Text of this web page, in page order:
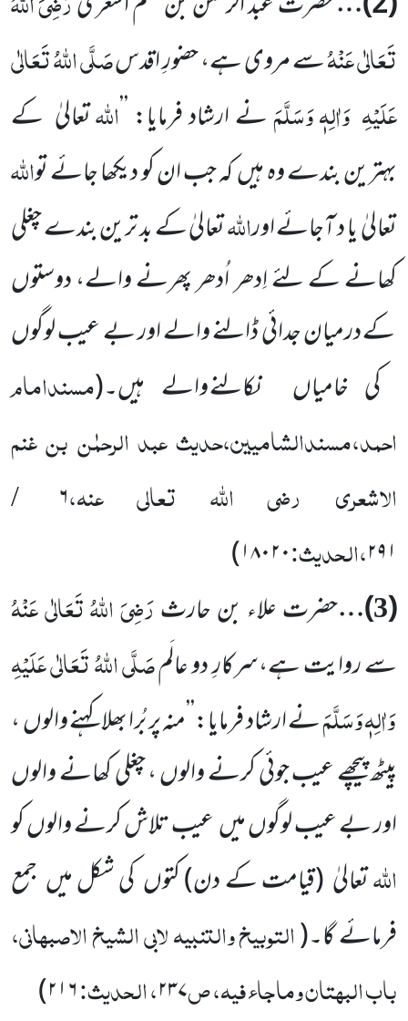
تَعَالٰی عَنْہُسے مروی ہے، حضورِ اقدسصَلَّی اللّٰہُ تَعَالٰی
عَلَیْہِ وَاٰلِہٖ وَسَلَّمَنے ارشاد فرمایا: ’’اللّٰہتعالیٰ کے
بہترین بندے وہ ہیںکہ جب ان کو دیکھا جائے تواللّٰہ
تعالیٰیا د آجائے اوراللّٰہتعالیٰکے بد ترین بندے چغلی
کھانے کے لئے اِدھر اُدھر پھرنے والے، دوستوں
کے درمیان جدائی ڈالنے والے اور بے عیب لوگوں
کی خامیاں
نکالنے والے ہیں۔(مسندامام
احمد،مسندالشامیین،حدیث عبد الرحمٰن بن غنم
الاشعری رضی اللّٰہ تعالی عنہ،۶ /
۲۹۱،الحدیث:۱۸۰۲۰)
(
3
)…حضرت علاء بن حارثرَضِیَ اللّٰہُ تَعَالٰی عَنْہُ
سے روایت ہے،سرکارِ دو عالَمصَلَّی اللّٰہُ تَعَالٰی عَلَیْہِ
وَاٰلِہٖ وَسَلَّمَنے ارشاد فرمایا:’’منہ پر بُرا بھلا کہنے والوں،
پیٹھ پیچھے عیب جوئی کرنے والوں ، چغلی کھانے والوں
اور بے عیب لوگوں میںعیب تلاش کرنے والوں کو
اللّٰہتعالیٰ (قیامت کے دن)کتوں کی شکل میں جمع
فرمائے گا۔(التوبیخ والتنبیہ لابی الشیخ الاصبہانی،
باب البہتان وماجاء فیہ، ص۲۳۷، الحدیث:۲۱۶)